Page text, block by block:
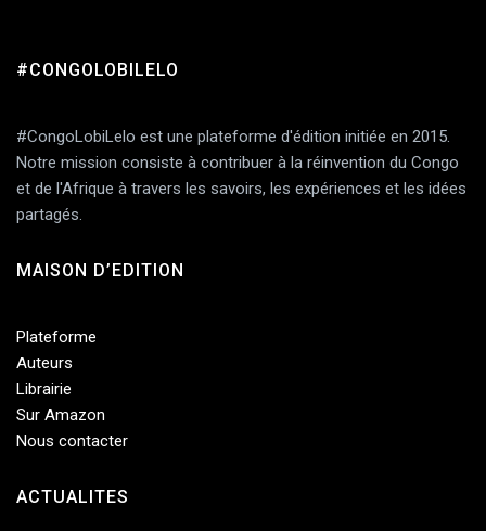
#CONGOLOBILELO
#CongoLobiLelo est une plateforme d'édition initiée en 2015.
Notre mission consiste à contribuer à la réinvention du Congo
et de l'Afrique à travers les savoirs, les expériences et les idées
partagés.
MAISON D’EDITION
Plateforme
Auteurs
Librairie
Sur Amazon
Nous contacter
ACTUALITES